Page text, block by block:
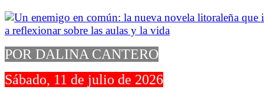
POR DALINA CANTERO
Sábado, 11 de julio de 2026